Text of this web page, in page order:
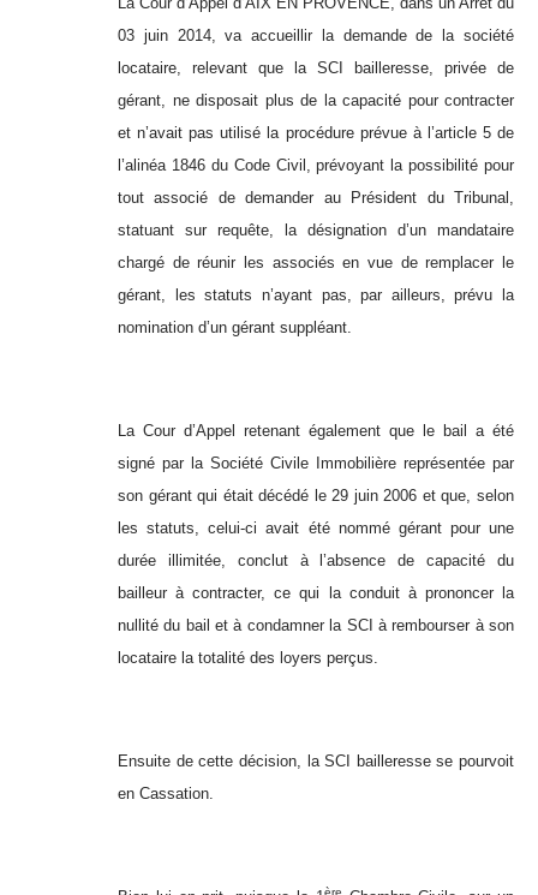
03 juin 2014, va accueillir la demande de la société
locataire, relevant que la SCI bailleresse, privée de
gérant, ne disposait plus de la capacité pour contracter
et n’avait pas utilisé la procédure prévue à l’article 5 de
l’alinéa 1846 du Code Civil, prévoyant la possibilité pour
tout associé de demander au Président du Tribunal,
statuant sur requête, la désignation d’un mandataire
chargé de réunir les associés en vue de remplacer le
gérant, les statuts n’ayant pas, par ailleurs, prévu la
nomination d’un gérant suppléant.
La Cour d’Appel retenant également que le bail a été
signé par la Société Civile Immobilière représentée par
son gérant qui était décédé le 29 juin 2006 et que, selon
les statuts, celui-ci avait été nommé gérant pour une
durée illimitée, conclut à l’absence de capacité du
bailleur à contracter, ce qui la conduit à prononcer la
nullité du bail et à condamner la SCI à rembourser à son
locataire la totalité des loyers perçus.
Ensuite de cette décision, la SCI bailleresse se pourvoit
en Cassation.
ère